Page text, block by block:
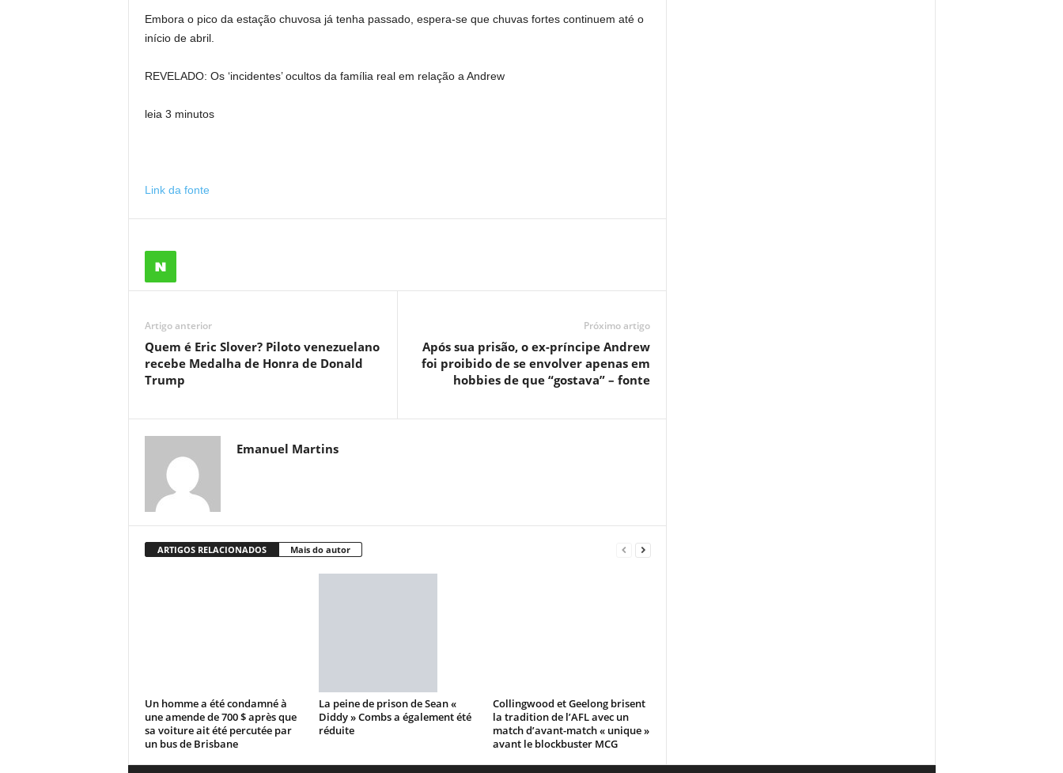
Embora o pico da estação chuvosa já tenha passado, espera-se que chuvas fortes continuem até o
início de abril.
REVELADO: Os ‘incidentes’ ocultos da família real em relação a Andrew
leia 3 minutos
Link da fonte
Artigo anterior
Quem é Eric Slover? Piloto venezuelano
recebe Medalha de Honra de Donald
Trump
Próximo artigo
Após sua prisão, o ex-príncipe Andrew
foi proibido de se envolver apenas em
hobbies de que “gostava” – fonte
Emanuel Martins
ARTIGOS RELACIONADOS Mais do autor
Un homme a été condamné à
une amende de 700 $ après que
sa voiture ait été percutée par
un bus de Brisbane
La peine de prison de Sean «
Diddy » Combs a également été
réduite
Collingwood et Geelong brisent
la tradition de l’AFL avec un
match d’avant-match « unique »
avant le blockbuster MCG